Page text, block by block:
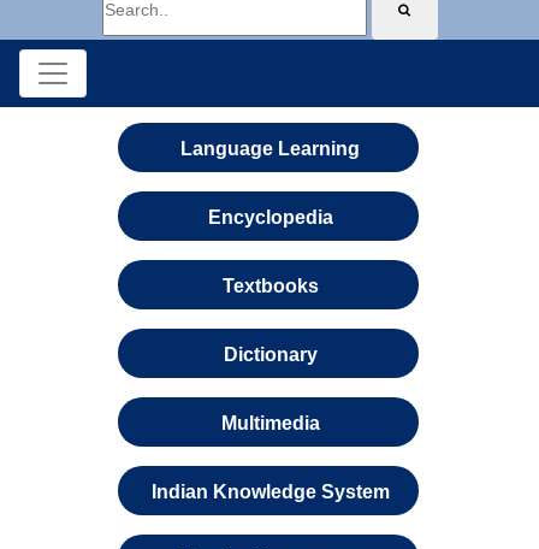
Language Learning
Encyclopedia
Textbooks
Dictionary
Multimedia
Indian Knowledge System